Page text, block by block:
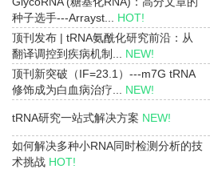
种子选手---Arrayst... HOT!
顶刊发布 | tRNA氨酰化研究前沿：从
翻译调控到疾病机制... NEW!
顶刊新突破（IF=23.1）---m7G tRNA
修饰成为白血病治疗... NEW!
tRNA研究一站式解决方案 NEW!
如何解决多种小RNA同时检测分析的技
术挑战 HOT!